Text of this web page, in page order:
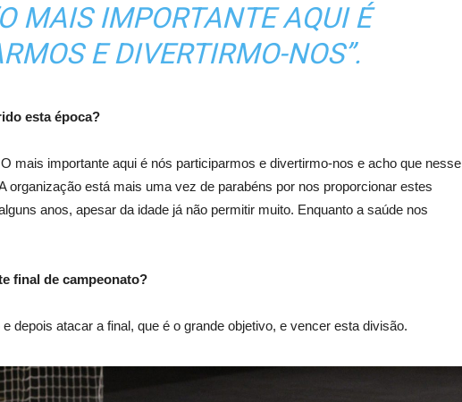
MAIS IMPORTANTE AQUI É
E DIVERTIRMO-NOS”.
esta época?
mais importante aqui é nós participarmos e divertirmo-nos e acho que nesse
organização está mais uma vez de parabéns por nos proporcionar estes
anos, apesar da idade já não permitir muito. Enquanto a saúde nos
final de campeonato?
depois atacar a final, que é o grande objetivo, e vencer esta divisão.